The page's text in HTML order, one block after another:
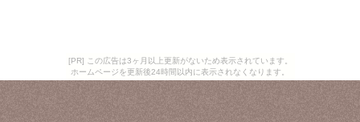
[PR] この広告は3ヶ月以上更新がないため表示されています。
ホームページを更新後24時間以内に表示されなくなります。